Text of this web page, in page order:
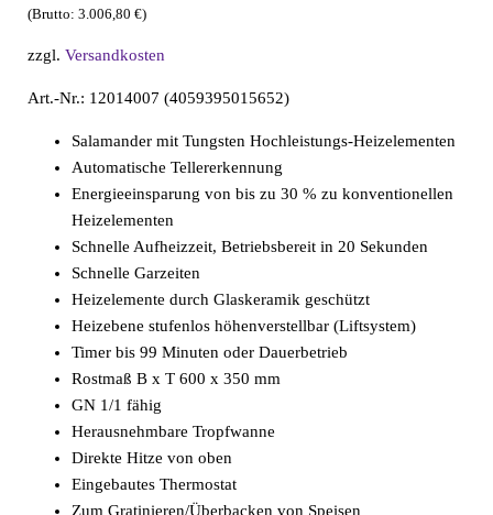
(Brutto:3.006,80€)
zzgl.Versandkosten
Art.-Nr.: 12014007 (4059395015652)
Salamander mit Tungsten Hochleistungs-Heizelementen
Automatische Tellererkennung
Energieeinsparung von bis zu 30 % zu konventionellen
Heizelementen
Schnelle Aufheizzeit, Betriebsbereit in 20 Sekunden
Schnelle Garzeiten
Heizelemente durch Glaskeramik geschützt
Heizebene stufenlos höhenverstellbar (Liftsystem)
Timer bis 99 Minuten oder Dauerbetrieb
Rostmaß B x T 600 x 350 mm
GN 1/1 fähig
Herausnehmbare Tropfwanne
Direkte Hitze von oben
Eingebautes Thermostat
Zum Gratinieren/Überbacken von Speisen